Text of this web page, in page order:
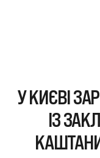
У КИЄВІ
ІЗ